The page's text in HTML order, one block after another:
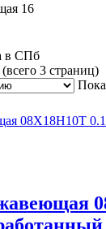
16
в СПб
3 страниц)